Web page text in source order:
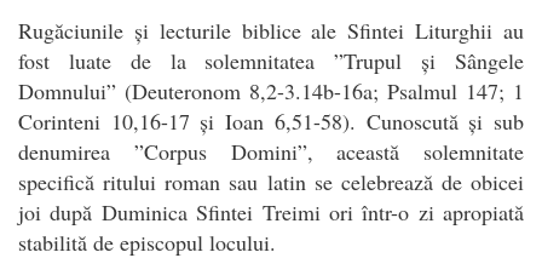
Rugăciunile și lecturile biblice ale Sfintei Liturghii au
fost luate de la solemnitatea ”Trupul și Sângele
Domnului” (Deuteronom 8,2-3.14b-16a; Psalmul 147; 1
Corinteni 10,16-17 și Ioan 6,51-58). Cunoscută și sub
denumirea ”Corpus Domini”, această solemnitate
specifică ritului roman sau latin se celebrează de obicei
joi după Duminica Sfintei Treimi ori într-o zi apropiată
stabilită de episcopul locului.